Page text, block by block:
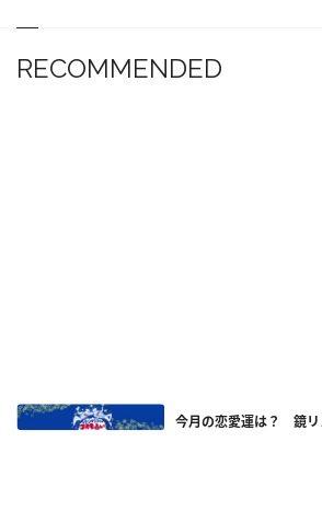
RECOMMENDED
今月の恋愛運は？ 鏡リ